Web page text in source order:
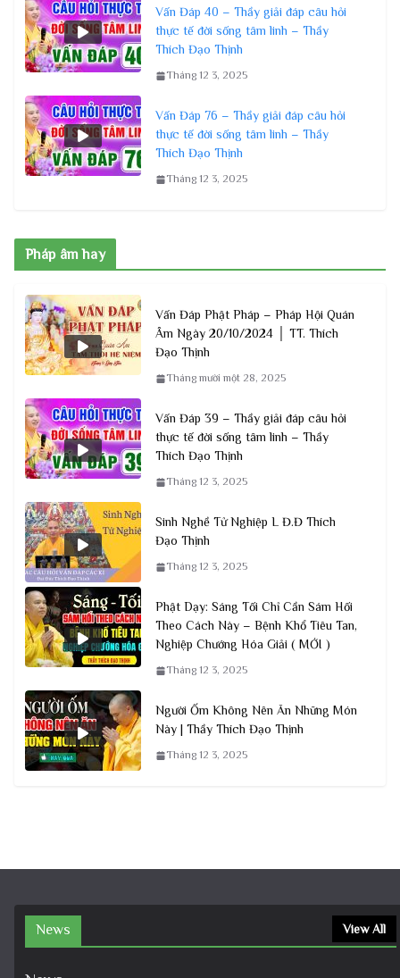
Vấn Đáp 40 – Thầy giải đáp câu hỏi
thực tế đời sống tâm linh – Thầy
Thích Đạo Thịnh
Tháng 12 3, 2025
Vấn Đáp 76 – Thầy giải đáp câu hỏi
thực tế đời sống tâm linh – Thầy
Thích Đạo Thịnh
Tháng 12 3, 2025
Pháp âm hay
Vấn Đáp Phật Pháp – Pháp Hội Quán
Âm Ngày 20/10/2024 │ TT. Thích
Đạo Thịnh
Tháng mười một 28, 2025
Vấn Đáp 39 – Thầy giải đáp câu hỏi
thực tế đời sống tâm linh – Thầy
Thích Đạo Thịnh
Tháng 12 3, 2025
Sinh Nghề Tử Nghiệp L Đ.Đ Thích
Đạo Thịnh
Tháng 12 3, 2025
Phật Dạy: Sáng Tối Chỉ Cần Sám Hối
Theo Cách Này – Bệnh Khổ Tiêu Tan,
Nghiệp Chướng Hóa Giải ( MỚI )
Tháng 12 3, 2025
Người Ốm Không Nên Ăn Những Món
Này | Thầy Thích Đạo Thịnh
Tháng 12 3, 2025
News View All